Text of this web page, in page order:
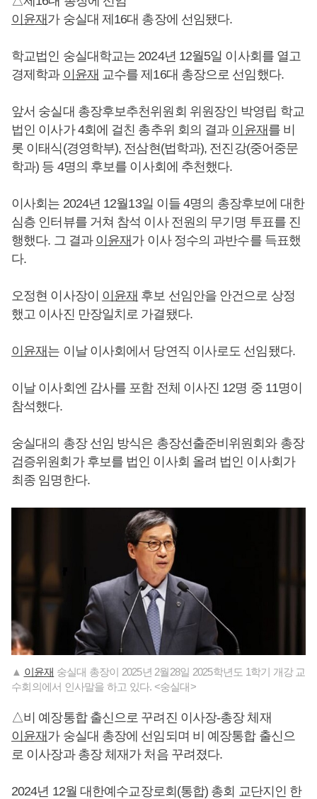
이윤재 가 숭실대 제16대 총장에 선임됐다.
학교법인 숭실대학교는 2024년 12월5일 이사회를 열고
경제학과 이윤재 교수를 제16대 총장으로 선임했다.
앞서 숭실대 총장후보추천위원회 위원장인 박영립 학교
법인 이사가 4회에 걸친 총추위 회의 결과 이윤재 를 비
롯 이태식(경영학부), 전삼현(법학과), 전진강(중어중문
학과) 등 4명의 후보를 이사회에 추천했다.
이사회는 2024년 12월13일 이들 4명의 총장후보에 대한
심층 인터뷰를 거쳐 참석 이사 전원의 무기명 투표를 진
행했다. 그 결과 이윤재 가 이사 정수의 과반수를 득표했
다.
오정현 이사장이 이윤재 후보 선임안을 안건으로 상정
했고 이사진 만장일치로 가결됐다.
이윤재 는 이날 이사회에서 당연직 이사로도 선임됐다.
이날 이사회엔 감사를 포함 전체 이사진 12명 중 11명이
참석했다.
숭실대의 총장 선임 방식은 총장선출준비위원회와 총장
검증위원회가 후보를 법인 이사회 올려 법인 이사회가
최종 임명한다.
▲ 이윤재 숭실대 총장이 2025년 2월28일 2025학년도 1학기 개강 교
수회의에서 인사말을 하고 있다. <숭실대>
△비 예장통합 출신으로 꾸려진 이사장-총장 체재
이윤재 가 숭실대 총장에 선임되며 비 예장통합 출신으
로 이사장과 총장 체재가 처음 꾸려졌다.
2024년 12월 대한예수교장로회(통합) 총회 교단지인 한